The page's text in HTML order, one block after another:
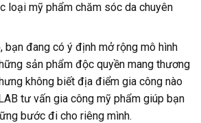
loại mỹ phẩm chăm sóc da chuyên
bạn đang có ý định mở rộng mô hình
sản phẩm độc quyền mang thương
không biết địa điểm gia công nào
tư vấn gia công mỹ phẩm giúp bạn
bước đi cho riêng mình.